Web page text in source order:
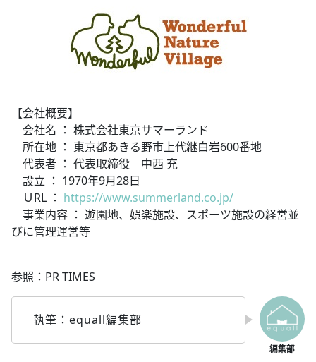
【会社概要】
会社名 ： 株式会社東京サマーランド
所在地 ： 東京都あきる野市上代継白岩600番地
代表者 ： 代表取締役 中西 充
設立 ： 1970年9月28日
ＵRL ： https://www.summerland.co.jp/
事業内容 ： 遊園地、娯楽施設、スポーツ施設の経営並
びに管理運営等
参照：PR TIMES
執筆：equall編集部